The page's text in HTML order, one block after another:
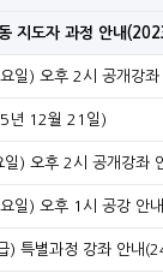
지도자 과정 안내
일) 오후 2시 공개강좌
년 12월 21일)
) 오후 2시 공개강좌
일) 오후 1시 공강 안
) 특별과정 강좌 안내